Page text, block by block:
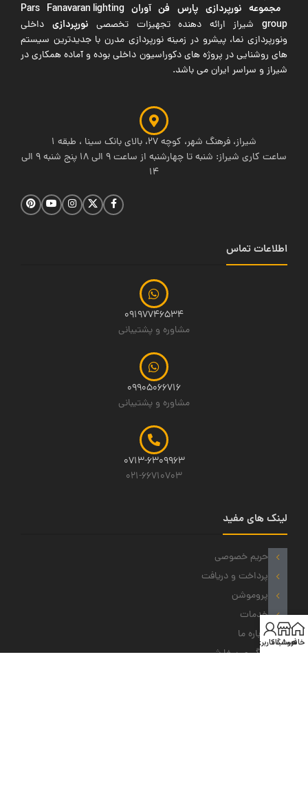
مجموعه نورپردازی پارس فن آوران Pars Fanavaran lighting
groupشیراز ارائه دهنده تجهیزات تخصصی نورپردازی داخلی
ونورپردازی نما، پیشرو در زمینه نورپردازی مدرن با جدیدترین سیستم
های روشنایی در پروژه های دکوراسیون داخلی بوده و آماده همکاری در
شیراز و سراسر ایران می باشد.
شیراز، فرهنگ شهر، کوچه 27، بالای بانک سینا ، طبقه 1
ساعت کاری شیراز: شنبه تا چهارشنبه از ساعت 9 الی 18 پنج شنبه 9 الی
14
اطلاعات تماس
09197746534
مشاوره و پشتیبانی
09905066716
مشاوره و پشتیبانی
0713-6309963
021-66710703
لینک های مفید
حریم خصوصی
پرداخت و دریافت
پروموشن
خدمات
درباره ما
پیگیری سفارش
خانهفروشگاه
حساب کاربری من